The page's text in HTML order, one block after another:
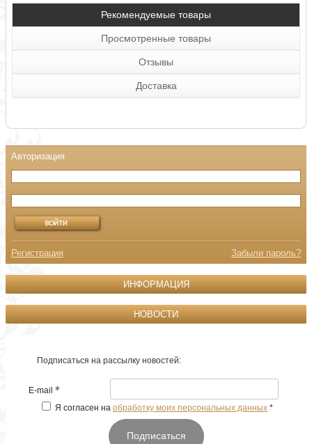
Рекомендуемые товары
Просмотренные товары
Отзывы
Доставка
Регистрация Забыли пароль?
ИНФОРМАЦИЯ
НОВОСТИ
Подписаться на рассылку новостей:
E-mail *
Я согласен на обработку моих персональных данных *
Подписаться